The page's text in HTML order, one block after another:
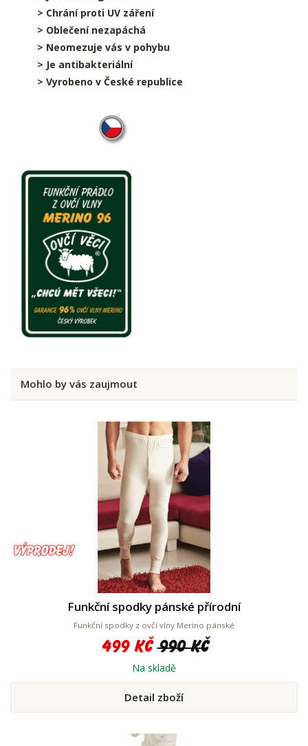
> Chrání proti UV záření
> Oblečení nezapáchá
> Neomezuje vás v pohybu
> Je antibakteriální
> Vyrobeno v České republice
Mohlo by vás zaujmout
Funkční spodky pánské přírodní
Funkční spodky z ovčí vlny Merino pánské
499 Kč 990 Kč
Na skladě
Detail zboží